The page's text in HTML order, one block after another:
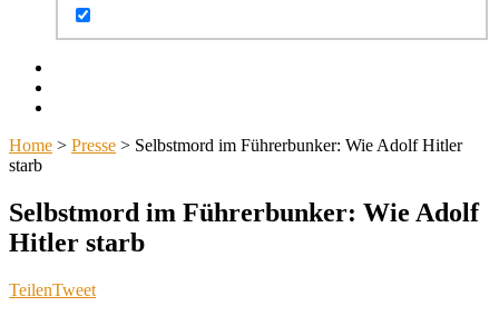
Home > Presse > Selbstmord im Führerbunker: Wie Adolf Hitler
starb
Selbstmord im Führerbunker: Wie Adolf
Hitler starb
TeilenTweet